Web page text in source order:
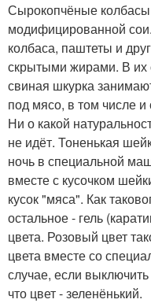
Сырокопчёные
модифицированной
колбаса, паштеты и
скрытыми жирами. В их
свиная шкурка
под мясо, в том числе
Ни о какой
не идёт. Тоненькая
ночь в специальной
вместе с кусочком
кусок "мяса". Как
остальное - гель
цвета. Розовый цвет
цвета вместе со
случае, если
что цвет - зеленёнький.